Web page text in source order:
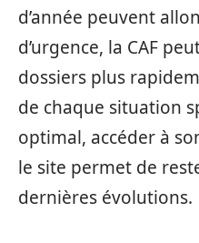
d’année peuvent
d’urgence, la CAF
dossiers plus
de chaque situation
optimal, accéder à
le site permet de
dernières évolutions.